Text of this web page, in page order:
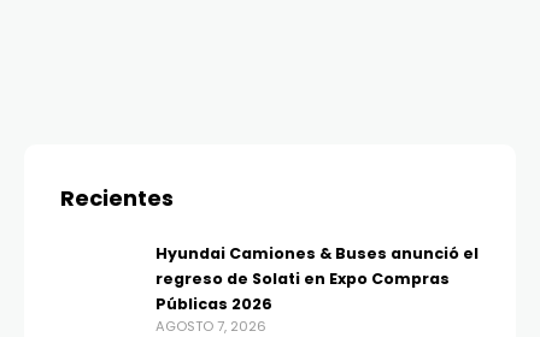
Recientes
Hyundai Camiones & Buses anunció el
regreso de Solati en Expo Compras
Públicas 2026
AGOSTO 7, 2026